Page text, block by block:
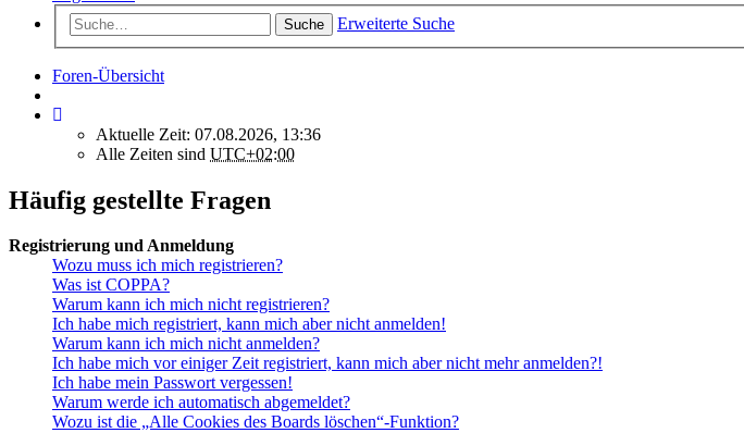
Suche Erweiterte Suche
Foren-Übersicht
Aktuelle Zeit: 07.08.2026, 13:36
Alle Zeiten sind UTC+02:00
Häufig gestellte Fragen
Registrierung und Anmeldung
Wozu muss ich mich registrieren?
Was ist COPPA?
Warum kann ich mich nicht registrieren?
Ich habe mich registriert, kann mich aber nicht anmelden!
Warum kann ich mich nicht anmelden?
Ich habe mich vor einiger Zeit registriert, kann mich aber nicht mehr anmelden?!
Ich habe mein Passwort vergessen!
Warum werde ich automatisch abgemeldet?
Wozu ist die „Alle Cookies des Boards löschen“-Funktion?